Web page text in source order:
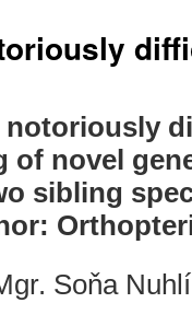
notoriously
of novel
sibling
Soňa